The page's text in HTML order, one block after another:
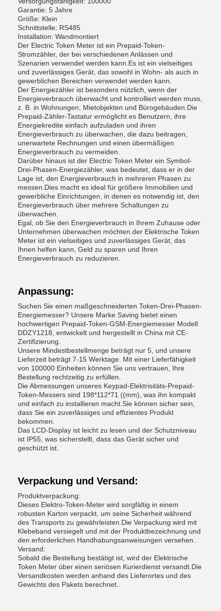
Garantie: 5 Jahre
Größe: Klein
Schnittstelle: RS485
Installation: Wandmontiert
Der Electric Token Meter ist ein Prepaid-Token-
Stromzähler, der bei verschiedenen Anlässen und
Szenarien verwendet werden kann.Es ist ein vielseitiges
und zuverlässiges Gerät, das sowohl in Wohn- als auch in
gewerblichen Bereichen verwendet werden kann.
Der Energiezähler ist besonders nützlich, wenn der
Energieverbrauch überwacht und kontrolliert werden muss,
z. B. in Wohnungen, Mietobjekten und Bürogebäuden.Die
Prepaid-Zähler-Tastatur ermöglicht es Benutzern, ihre
Energiekredite einfach aufzuladen und ihren
Energieverbrauch zu überwachen, die dazu beitragen,
unerwartete Rechnungen und einen übermäßigen
Energieverbrauch zu vermeiden.
Darüber hinaus ist der Electric Token Meter ein Symbol-
Drei-Phasen-Energiezähler, was bedeutet, dass er in der
Lage ist, den Energieverbrauch in mehreren Phasen zu
messen.Dies macht es ideal für größere Immobilien und
gewerbliche Einrichtungen, in denen es notwendig ist, den
Energieverbrauch über mehrere Schaltungen zu
überwachen.
Egal, ob Sie den Energieverbrauch in Ihrem Zuhause oder
Unternehmen überwachen möchten.der Elektrische Token
Meter ist ein vielseitiges und zuverlässiges Gerät, das
Ihnen helfen kann, Geld zu sparen und Ihren
Energieverbrauch zu reduzieren.
Anpassung:
Suchen Sie einen maßgeschneiderten Token-Drei-Phasen-
Energiemesser? Unsere Marke Saving bietet einen
hochwertigen Prepaid-Token-GSM-Energiemesser Modell
DDZY1218, entwickelt und hergestellt in China mit CE-
Zertifizierung.
Unsere Mindestbestellmenge beträgt nur 5, und unsere
Lieferzeit beträgt 7-15 Werktage. Mit einer Lieferfähigkeit
von 100000 Einheiten können Sie uns vertrauen, Ihre
Bestellung rechtzeitig zu erfüllen.
Die Abmessungen unseres Keypad-Elektrisitäts-Prepaid-
Token-Messers sind 198*112*71 ((mm), was ihn kompakt
und einfach zu installieren macht.Sie können sicher sein,
dass Sie ein zuverlässiges und effizientes Produkt
bekommen.
Das LCD-Display ist leicht zu lesen und der Schutzniveau
ist IP55, was sicherstellt, dass das Gerät sicher und
geschützt ist.
Verpackung und Versand:
Produktverpackung:
Dieses Elektro-Token-Meter wird sorgfältig in einem
robusten Karton verpackt, um seine Sicherheit während
des Transports zu gewährleisten.Die Verpackung wird mit
Klebeband versiegelt und mit der Produktbezeichnung und
den erforderlichen Handhabungsanweisungen versehen..
Versand:
Sobald die Bestellung bestätigt ist, wird der Elektrische
Token Meter über einen seriösen Kurierdienst versandt.Die
Versandkosten werden anhand des Lieferortes und des
Gewichts des Pakets berechnet..